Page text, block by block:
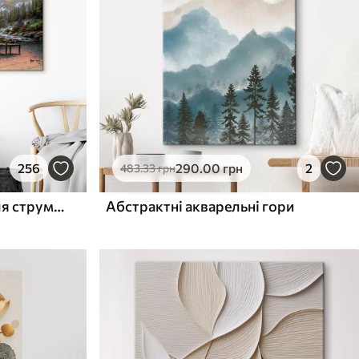
256
Хатина рибалки в лісі біля струмка
483.33грн290.00грн 2
Абстрактні акварельні гори